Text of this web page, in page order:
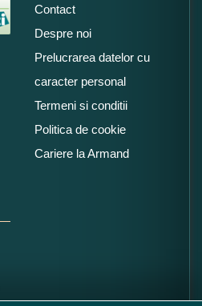
Contact
Despre noi
Prelucrarea datelor cu
caracter personal
Termeni si conditii
Politica de cookie
Cariere la Armand